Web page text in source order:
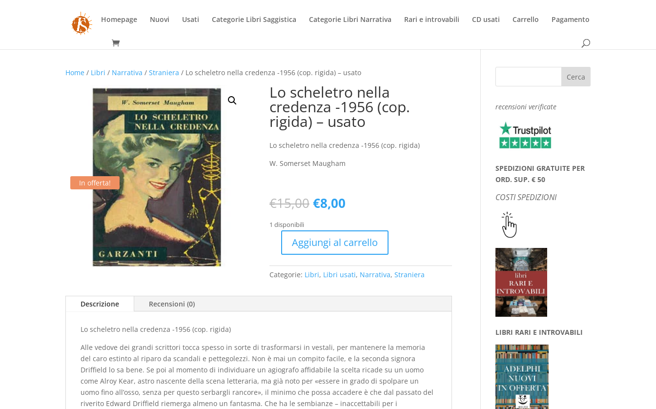
Homepage Nuovi Usati Categorie Libri Saggistica Categorie Libri Narrativa Rari e introvabili CD usati Carrello Pagamento
Home / Libri / Narrativa /Straniera / Lo scheletro nella credenza -1956 (cop. rigida) – usato
In offerta!
Lo scheletro nella
credenza -1956 (cop.
rigida) – usato
Lo scheletro nella credenza -1956 (cop. rigida)
W. Somerset Maugham
€15,00Il
prezzo
era:
€15,00.
€8,00Il
è:
€8,00.
1 disponibili
nella
credenza
quantità
Aggiungi al carrello
Categorie: Libri, Libri usati, Narrativa, Straniera
Descrizione Recensioni (0)
Lo scheletro nella credenza -1956 (cop. rigida)
Alle vedove dei grandi scrittori tocca spesso in sorte di trasformarsi in vestali, per mantenere la memoria
del caro estinto al riparo da scandali e pettegolezzi. Non è mai un compito facile, e la seconda signora
Driffield lo sa bene. Se poi al momento di individuare un agiografo affidabile la scelta ricade su un uomo
come Alroy Kear, astro nascente della scena letteraria, ma già noto per «essere in grado di spolpare un
uomo fino all’osso, senza per questo serbargli rancore», il minimo che possa accadere è che dal passato del
riverito Edward Driffield riemerga almeno un fantasma. Che ha le sembianze – inaccettabili per i
recensioni verificate
SPEDIZIONI GRATUITE PER
ORD. SUP. € 50
COSTI SPEDIZIONI
LIBRI RARI E INTROVABILI